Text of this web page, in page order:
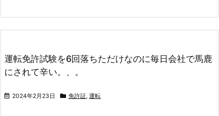
運転免許試験を6回落ちただけなのに毎日会社で馬鹿
にされて辛い。、。
2024年2月23日 免許証, 運転